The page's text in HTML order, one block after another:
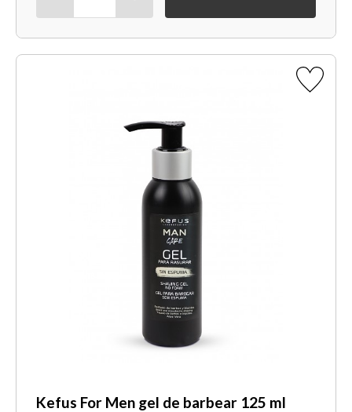
Kefus For Men gel de barbear 125 ml